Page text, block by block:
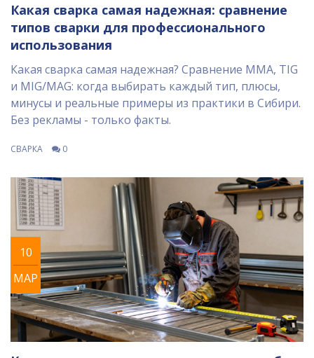
Какая сварка самая надежная: сравнение
типов сварки для профессионального
использования
Какая сварка самая надежная? Сравнение MMA, TIG
и MIG/MAG: когда выбирать каждый тип, плюсы,
минусы и реальные примеры из практики в Сибири.
Без рекламы - только факты.
СВАРКА 0
10
МАР